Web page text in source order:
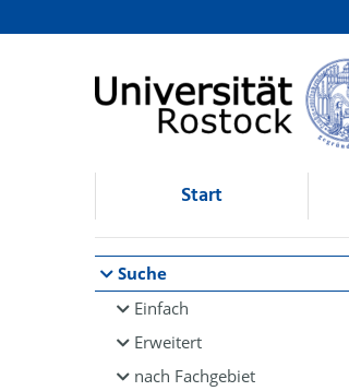
Browsen
direkt zum Inhalt
Start
Suche
Einfach
Erweitert
nach Fachgebiet